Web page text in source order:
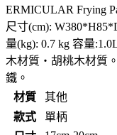
ERMICULAR Frying
尺寸(cm):
量(kg): 0.7 kg 容量
木材質・胡桃木材質
鐵。
材質
其他
款式
單柄